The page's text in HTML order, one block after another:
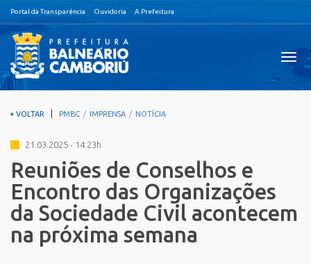
Portal da Transparência Ouvidoria A Prefeitura
VOLTAR PMBC IMPRENSA NOTÍCIA
21.03.2025 - 14:23h
Reuniões de Conselhos e
Encontro das Organizações
da Sociedade Civil acontecem
na próxima semana